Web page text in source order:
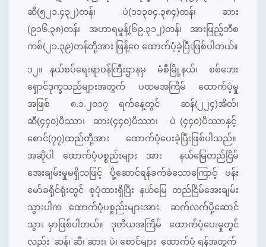
ဆီ(၅၂၁.၄၃၂)တန်၊ ပဲ(၁၁၃၀၄.၃၈၄)တန်၊ ဆား
(၉၁၆.၃၈)တန်၊ အဟာရမှုန့်(၆၉.၃၁၂)တန်၊ အားဖြည့်ဘီစ
ကစ်(၂၁.၃၉)တန်တို့အား ဖြန့်ဝေ ထောက်ပံ့ခဲ့ပြီးဖြစ်ပါတယ်။
၁၂။
နယ်စပ်ရေးရာဝန်ကြီးဌာနမှ မံစီမြို့နယ်၊ စစ်ဘေး
ရှောင်ဒုက္ခသည်များအတွက် ပထမအကြိမ် ထောက်ပံ့မှု
အဖြစ် ၈.၁.၂၀၁၇ ရက်နေ့တွင် ဆန်(၂၂၄)အိတ်၊
ဆီ(၄၄၀)ပိဿာ၊ ဆား(၄၄၀)ပိဿာ၊ ပဲ (၄၄၀)ပိဿာနှင့်
စောင်(၇၇)ထည်တို့အား ထောက်ပံ့ပေးခဲ့ပြီးဖြစ်ပါသည်။
အဆိုပါ ထောက်ပံ့ပစ္စည်းများ အား နယ်မြေတည်ငြိမ်
အေးချမ်းမှုမရှိသဖြင့် ပို့ဆောင်ရန်ခက်ခဲသောကြောင့် ဗန်း
မော်ခရိုင်ရုံးတွင် စုပုံထားရှိပြီး နယ်မြေ တည်ငြိမ်အေးချမ်း
သွားပါက ထောက်ပံ့ပစ္စည်းများအား ဆက်လက်ပို့ဆောင်
သွား မှာဖြစ်ပါတယ်။ ဒုတိယအကြိမ် ထောက်ပံ့ပေးမှုတွင်
လည်း ဆန်၊ ဆီ၊ ဆား၊ ပဲ၊ စောင်များ ထောက်ပံ့ ရန်အတွက်